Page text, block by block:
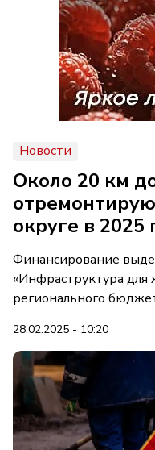
Новости
Около 20 км
округе в 2025
Финансирование
«Инфраструктура для
регионального
28.02.2025 - 10:20